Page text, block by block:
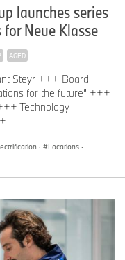
launches series
Neue Klasse
AGED
Steyr +++ Board
for the future” +++
Technology
· Locations ·